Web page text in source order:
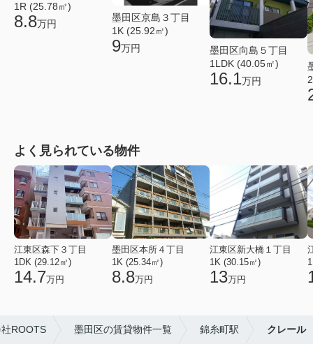
1R (25.78㎡)
8.8万円
墨田区京島３丁目
1K (25.92㎡)
9万円
墨田区向島５丁目
1LDK (40.05㎡)
16.1万円
よく見られている物件
江東区森下３丁目
1DK (29.12㎡)
14.7万円
墨田区本所４丁目
1K (25.34㎡)
8.8万円
江東区新大橋１丁目
1K (30.15㎡)
13万円
ROOTS 墨田区の賃貸物件一覧 錦糸町駅 クレール